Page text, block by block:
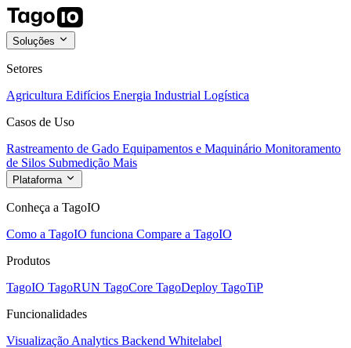
Soluções
Setores
Agricultura Edifícios Energia Industrial Logística
Casos de Uso
Rastreamento de Gado Equipamentos e Maquinário Monitoramento
de Silos Submedição Mais
Plataforma
Conheça a TagoIO
Como a TagoIO funciona Compare a TagoIO
Produtos
TagoIO TagoRUN TagoCore TagoDeploy TagoTiP
Funcionalidades
Visualização Analytics Backend Whitelabel